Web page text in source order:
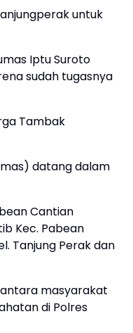
untuk
Iptu Suroto
sudah tugasnya
Tambak
datang dalam
Cantian
Kec. Pabean
Tanjung Perak dan
masyarakat
di Polres